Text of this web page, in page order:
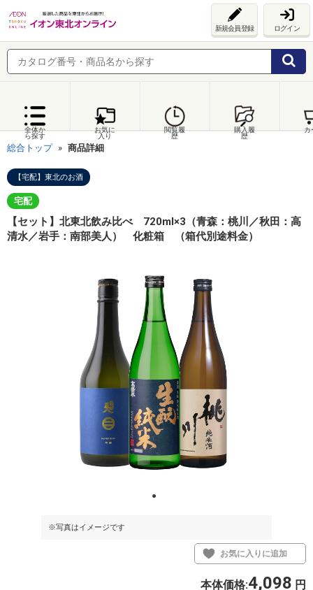
新規会員登録 ログイン
全体か
ら探す
お気に
入り
閲覧履
歴
購入履
歴
カ
総合トップ 商品詳細
【宅配】東北のお酒
宅配
【セット】北東北飲み比べ 720ml×3（青森：桃川／秋田：高
清水／岩手：南部美人） 化粧箱 （箱代別途料金）
※写真はイメージです
お気に入りに追加
本体価格:4,098 円